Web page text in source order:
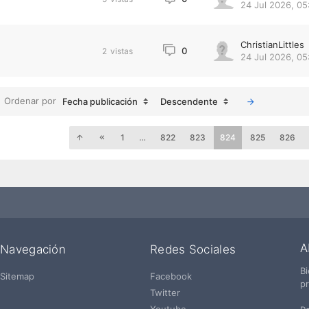
24 Jul 2026,
2 vistas 0
ChristianLittles
24 Jul 2026,
Ordenar por Fecha publicación Descendente
1 … 822 823 824 825 826
Navegación
Sitemap
Redes Sociales
Facebook
Twitter